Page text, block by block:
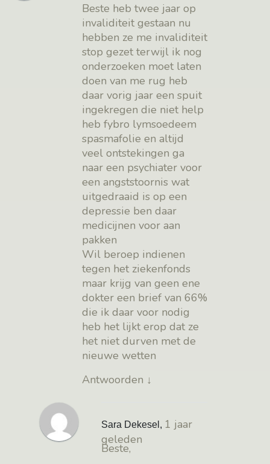
Beste heb twee jaar op
invaliditeit gestaan nu
hebben ze me invaliditeit
stop gezet terwijl ik nog
onderzoeken moet laten
doen van me rug heb
daar vorig jaar een spuit
ingekregen die niet help
heb fybro lymsoedeem
spasmafolie en altijd
veel ontstekingen ga
naar een psychiater voor
een angststoornis wat
uitgedraaid is op een
depressie ben daar
medicijnen voor aan
pakken
Wil beroep indienen
tegen het ziekenfonds
maar krijg van geen ene
dokter een brief van 66%
die ik daar voor nodig
heb het lijkt erop dat ze
het niet durven met de
nieuwe wetten
Antwoorden ↓
Sara Dekesel , 1 jaar
geleden
Beste,